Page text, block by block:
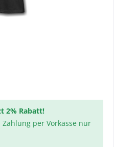
2% Rabatt!
per Vorkasse nur